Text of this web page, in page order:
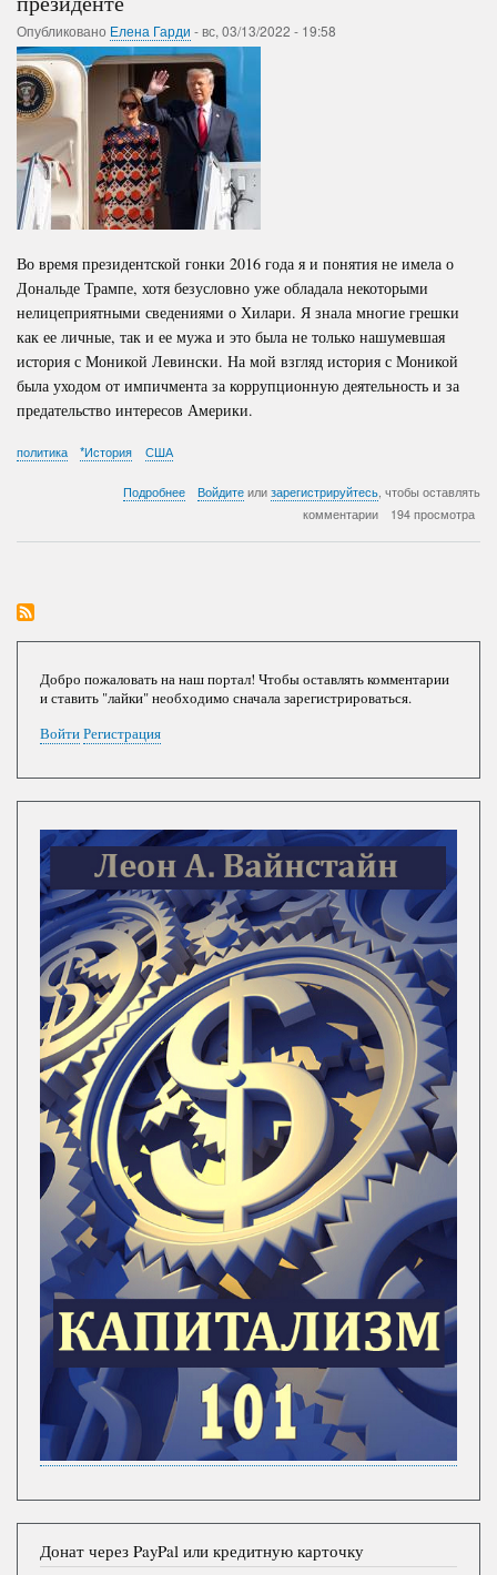
США
Опубликовано Елена Гарди -вс, 03/13/2022 - 19:58
Во время президентской гонки 2016 года я и понятия не имела о
Дональде Трампе, хотя безусловно уже обладала некоторыми
нелицеприятными сведениями о Хилари. Я знала многие грешки
как ее личные, так и ее мужа и это была не только нашумевшая
история с Моникой Левински. На мой взгляд история с Моникой
была уходом от импичмента за коррупционную деятельность и за
предательство интересов Америки.
политика *История США
Подробнее
о
Войдите или зарегистрируйтесь, чтобы оставлять
комментарии
194 просмотра
Добро пожаловать на наш портал! Чтобы оставлять комментарии
и ставить "лайки" необходимо сначала зарегистрироваться.
ВойтиРегистрация
Донат через PayPal или кредитную карточку